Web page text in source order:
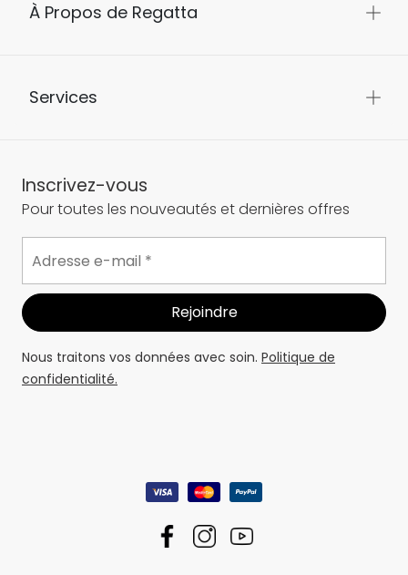
À Propos de Regatta
Services
Inscrivez-vous
Pour toutes les nouveautés et dernières offres
Nous traitons vos données avec soin. Politique de
confidentialité.